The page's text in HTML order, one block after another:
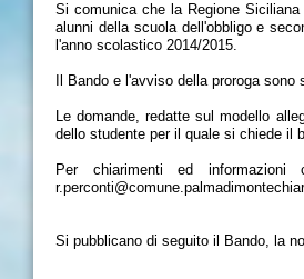
Si comunica che la Regione
alunni della scuola dell'obbligo e
l'anno scolastico 2014/2015.
Il Bando e l'avviso della proroga
Le domande, redatte sul modello
dello studente per il quale si chiede il
Per chiarimenti ed informazioni
Si pubblicano di seguito il Bando, la